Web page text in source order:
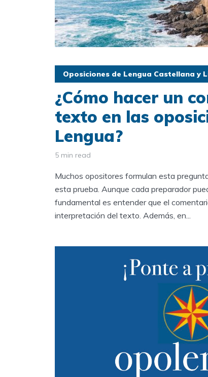
Oposiciones de Lengua Castellana y
¿Cómo hacer un
texto en las
Lengua?
5 min read
Muchos opositores formulan esta
esta prueba. Aunque cada preparador
fundamental es entender que el
interpretación del texto. Además, en...